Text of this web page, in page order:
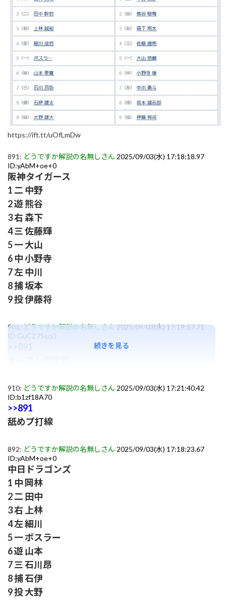
https://ift.tt/uOfLmDw
891: どうですか解説の名無しさん 2025/09/03(水) 17:18:18.97
ID:yAbM+oe+0
阪神タイガース
1 二 中野
2 遊 熊谷
3 右 森下
4 三 佐藤輝
5 一 大山
6 中 小野寺
7 左 中川
8 捕 坂本
9 投 伊藤将
901:どうですか解説の名無しさん2025/09/03(水) 17:19:57.71
ID:GuCZ7Ssq0
>>891
910: どうですか解説の名無しさん 2025/09/03(水) 17:21:40.42
ID:b1zf18A70
>>891
舐めプ打線
892: どうですか解説の名無しさん 2025/09/03(水) 17:18:23.67
ID:yAbM+oe+0
中日ドラゴンズ
1 中 岡林
2 二 田中
3 右 上林
4 左 細川
5 一 ボスラー
6 遊 山本
7 三 石川昂
8 捕 石伊
9 投 大野
続きを見る